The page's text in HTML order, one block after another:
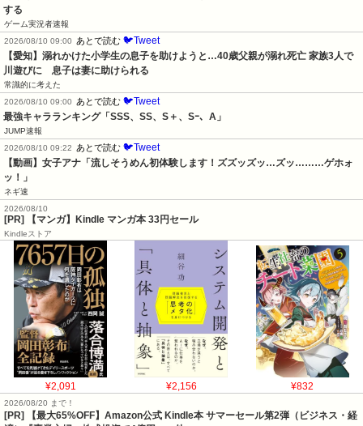
する
ゲーム実況者速報
2026/08/10 09:00
あとで読む 🐦Tweet
【愛知】溺れかけた小学生の息子を助けようと…40歳父親が溺れ死亡 家族3人で
川遊びに　息子は妻に助けられる
常識的に考えた
2026/08/10 09:00
あとで読む 🐦Tweet
最強キャラランキング「SSS、SS、S＋、Sｰ、A」
JUMP速報
2026/08/10 09:22
あとで読む 🐦Tweet
【動画】女子アナ「流しそうめん初体験します！ズズッズッ…ズッ………ゲホォ
ッ！」
ネギ速
2026/08/10
[PR] 【マンガ】Kindle マンガ本 33円セール
Kindleストア
¥2,091 ¥2,156 ¥832
2026/08/20 まで！
[PR]
【最大65%OFF】Amazon公式 Kindle本 サマーセール第2弾（ビジネス・経